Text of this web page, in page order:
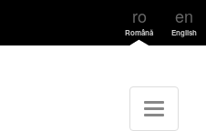
ro
Română
en
English